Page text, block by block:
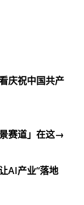
庆祝中国共产
赛道」在这→
AI产业“落地